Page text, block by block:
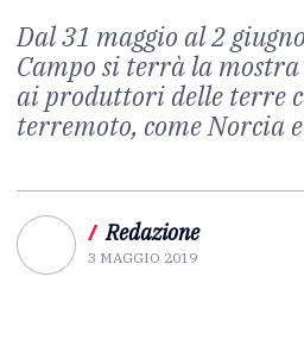
Dal 31 maggio al 2
Campo si terrà la
ai produttori delle terre
terremoto, come Norcia
/ Redazione
3 MAGGIO 2019